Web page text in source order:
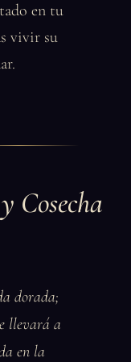
en tu
vivir su
Cosecha
dorada;
llevará a
en la